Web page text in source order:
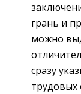
грань и
можно
сразу
трудовых